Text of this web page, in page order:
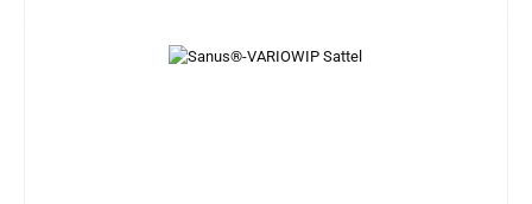
Bildergalerie überspringen